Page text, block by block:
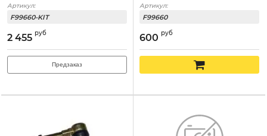
Артикул:
F99660-KIT
2 455 руб
Предзаказ
Артикул:
F99660
600 руб